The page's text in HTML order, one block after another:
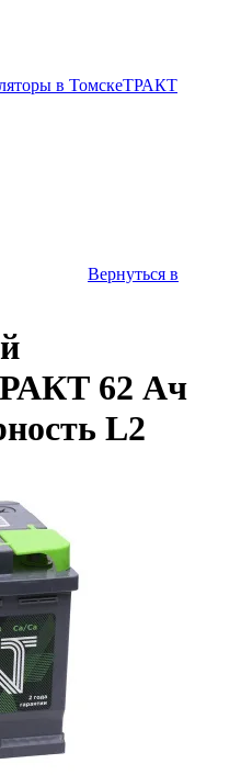
в ТомскеТРАКТ
Вернуться в
62 Ач
L2